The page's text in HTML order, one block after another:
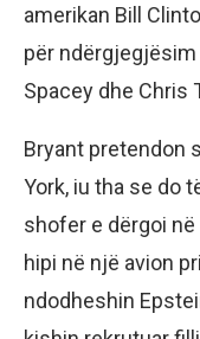
amerikan Bill
për ndërgjegjësim
Spacey dhe Chris
Bryant pretendon
York, iu tha se do
shofer e dërgoi
hipi në një avion
ndodheshin